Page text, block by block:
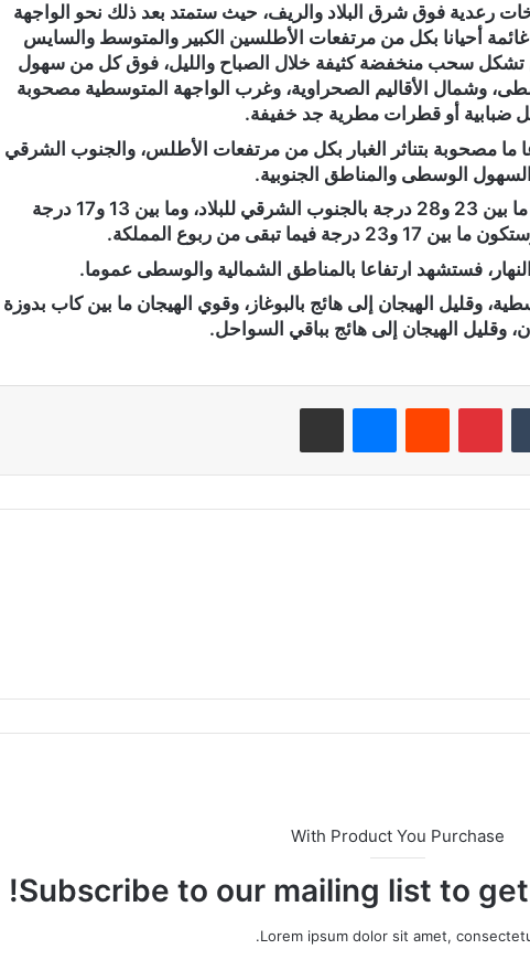
رعدية فوق شرق البلاد والريف، حيث ستمتد بعد ذلك نحو الواجهة
غائمة أحيانا بكل من مرتفعات الأطلسين الكبير والمتوسط والسايس
تشكل سحب منخفضة كثيفة خلال الصباح والليل، فوق كل من سهول
وشمال الأقاليم الصحراوية، وغرب الواجهة المتوسطية مصحوبة
ضبابية أو قطرات مطرية جد خفيفة.
ما مصحوبة بتناثر الغبار بكل من مرتفعات الأطلس، والجنوب الشرقي
الوسطى والمناطق الجنوبية.
وستتراوح درجات الحرارة الدنيا ما بين 23 و28 درجة بالجنوب الشرقي للبلاد، وما بين 13 و17 درجة
فيما تبقى من ربوع المملكة.
فستشهد ارتفاعا بالمناطق الشمالية والوسطى عموما.
وقليل الهيجان إلى هائج بالبوغاز، وقوي الهيجان ما بين كاب بدوزة
وقليل الهيجان إلى هائج بباقي السواحل.
بينتيريست
With Product You Purchase
Subscribe to our mailing list to
Lorem ipsum dolor sit amet,